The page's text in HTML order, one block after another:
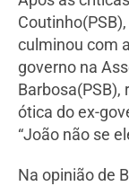
culminou com
governo na
Barbosa(PSB),
ótica do ex-
“João não se
Na opinião de